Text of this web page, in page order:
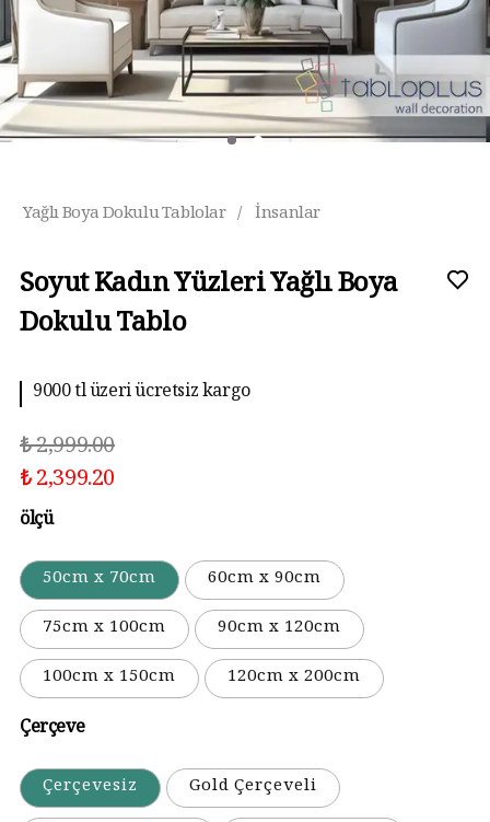
Yağlı Boya Dokulu Tablolar / İnsanlar
Soyut Kadın Yüzleri Yağlı Boya
Dokulu Tablo
10 aya kadar taksit imkanı
₺ 2,999.00
₺ 2,399.20
ölçü
50cm x 70cm
60cm x 90cm
75cm x 100cm
90cm x 120cm
100cm x 150cm
120cm x 200cm
Çerçeve
Çerçevesiz
Gold Çerçeveli